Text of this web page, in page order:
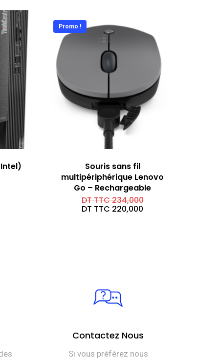
Promo !
Souris sans fil
multipériphérique Lenovo
Go – Rechargeable
DT TTC234,000Le
DT TTC 220,000
Contactez Nous
Si vous préférez nous